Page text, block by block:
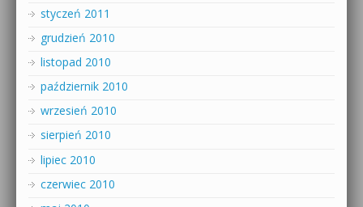
styczeń 2011
grudzień 2010
listopad 2010
październik 2010
wrzesień 2010
sierpień 2010
lipiec 2010
czerwiec 2010